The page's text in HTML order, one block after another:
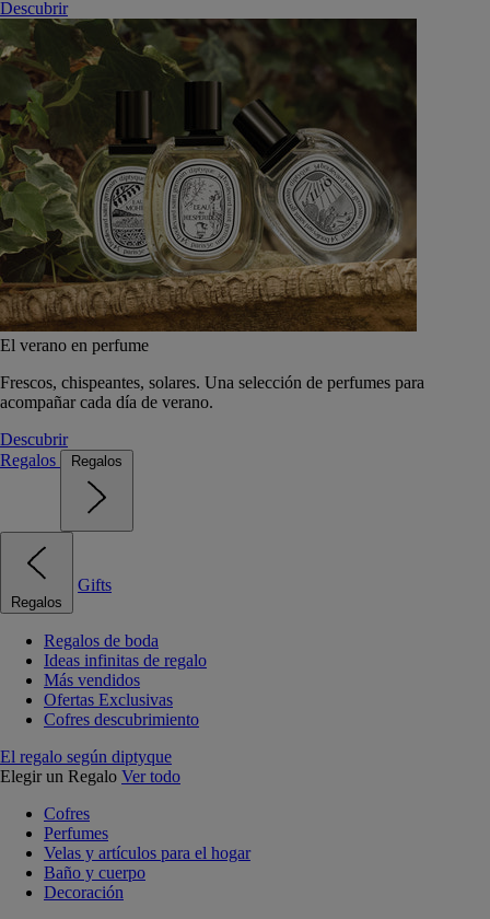
Descubrir
El verano en perfume
Frescos, chispeantes, solares. Una selección de perfumes para
acompañar cada día de verano.
Descubrir
Regalos
Regalos
Regalos
Gifts
Regalos de boda
Ideas infinitas de regalo
Más vendidos
Ofertas Exclusivas
Cofres descubrimiento
El regalo según diptyque
Elegir un Regalo Ver todo
Cofres
Perfumes
Velas y artículos para el hogar
Baño y cuerpo
Decoración